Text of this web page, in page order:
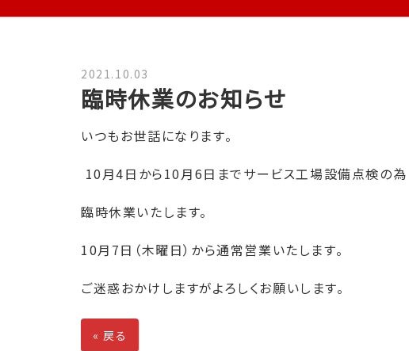
2021.10.03
臨時休業のお知らせ
いつもお世話になります。
10月4日から10月6日までサービス工場設備点検の為
臨時休業いたします。
10月7日（木曜日）から通常営業いたします。
ご迷惑おかけしますがよろしくお願いします。
« 戻る